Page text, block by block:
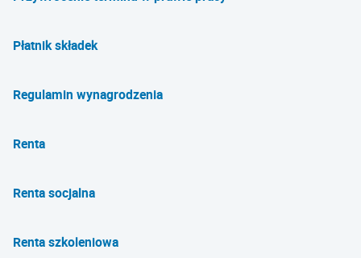
Płatnik składek
Regulamin wynagrodzenia
Renta
Renta socjalna
Renta szkoleniowa